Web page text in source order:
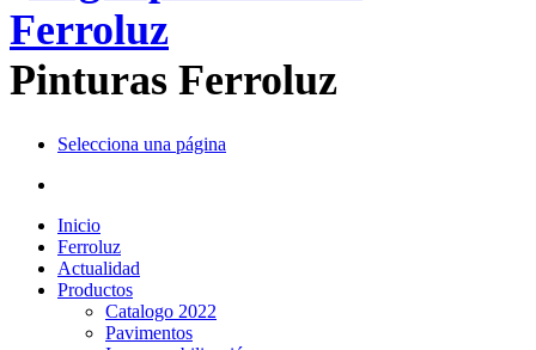
Pinturas Ferroluz
Selecciona una página
Inicio
Ferroluz
Actualidad
Productos
Catalogo 2022
Pavimentos